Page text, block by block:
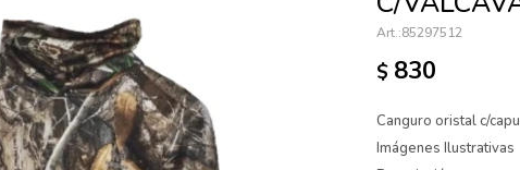
85297512
$ 830
Canguro oristal c/
Imágenes Ilustrativas